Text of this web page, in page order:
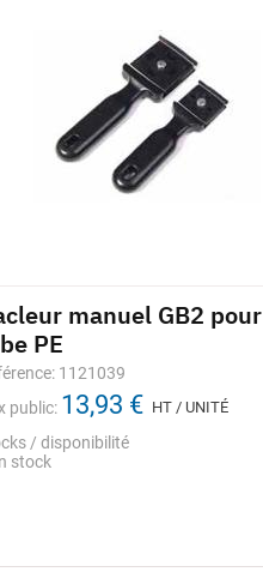
manuel GB2 pour
PE
1121039
public: 13,93 € HT / UNITÉ
/ disponibilité
stock